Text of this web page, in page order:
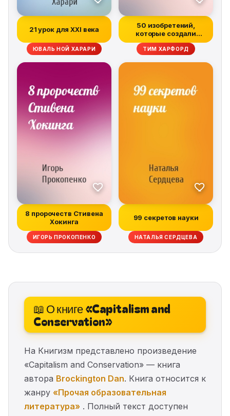
21 урок для XXI века
ЮВАЛЬ НОЙ ХАРАРИ
50 изобретений,
которые создали
современную эконом...
ТИМ ХАРФОРД
8 пророчеств Стивена
Хокинга
ИГОРЬ ПРОКОПЕНКО
99 секретов науки
НАТАЛЬЯ СЕРДЦЕВА
📖 О книге «Capitalism and
Conservation»
На Книгизм представлено произведение
«Capitalism and Conservation» — книга
автора Brockington Dan. Книга относится к
жанру «Прочая образовательная
литература» . Полный текст доступен